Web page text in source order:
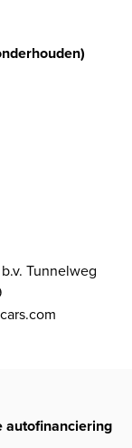
Tunnelweg
autofinanciering